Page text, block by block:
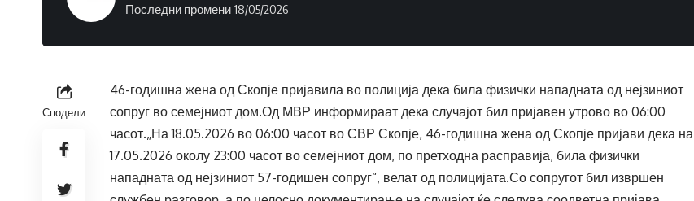
Последни промени 18/05/2026
Сподели
46-годишна жена од Скопје пријавила во полиција дека била физички нападната од нејзиниот
сопруг во семејниот дом.Од МВР информираат дека случајот бил пријавен утрово во 06:00
часот.„На 18.05.2026 во 06:00 часот во СВР Скопје, 46-годишна жена од Скопје пријави дека на
17.05.2026 околу 23:00 часот во семејниот дом, по претходна расправија, била физички
нападната од нејзиниот 57-годишен сопруг“, велат од полицијата.Со сопругот бил извршен